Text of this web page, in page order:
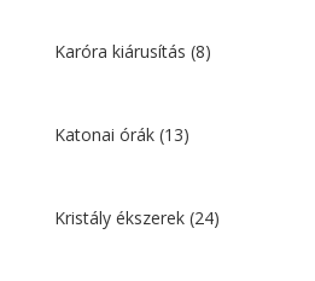
Karóra kiárusítás (8)
Katonai órák (13)
Kristály ékszerek (24)